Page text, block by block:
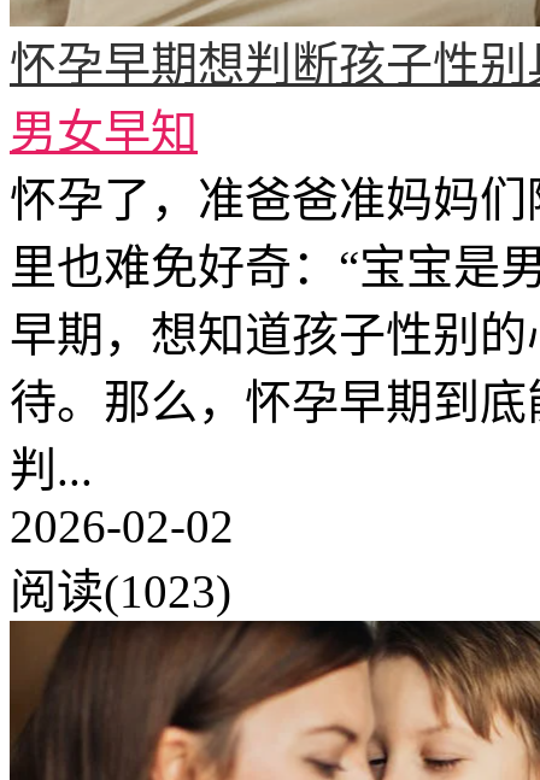
怀孕早期想判断孩子性
男女早知
怀孕了，准爸爸准妈妈
里也难免好奇：“宝宝是
早期，想知道孩子性别
待。那么，怀孕早期到
判...
2026-02-02
阅读(1023)